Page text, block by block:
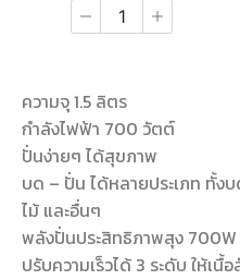
ความจุ 1.5 ลิตร
กำลังไฟฟ้า 700 วัตต์
ปั่นง่ายๆ ได้สุขภาพ
บด – ปั่น ได้หลายประเภท ทั้ง
ไม้ และอื่นๆ
พลังปั่นประสิทธิภาพสุง 700W
ปรับความเร็วได้ 3 ระดับ ให้เ